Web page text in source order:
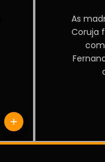
As
Coruja